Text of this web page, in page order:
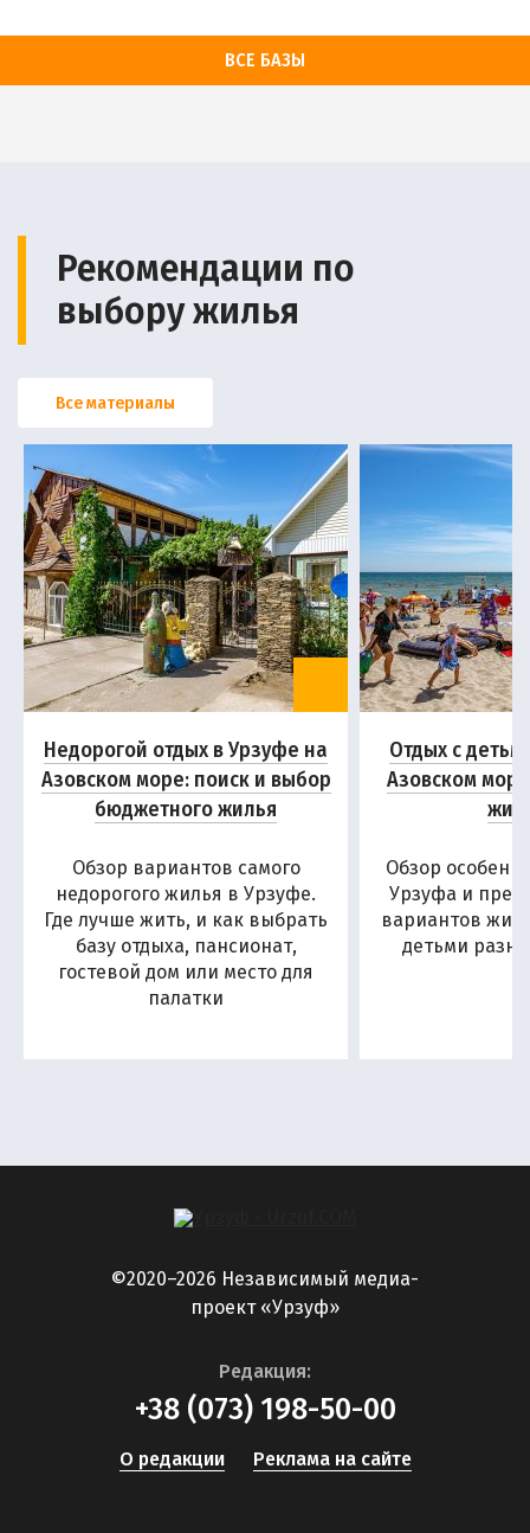
ВСЕ БАЗЫ
Рекомендации по
выбору жилья
Все материалы
Недорогой отдых в Урзуфе на
Азовском море: поиск и выбор
бюджетного жилья
Обзор вариантов самого
недорогого жилья в Урзуфе.
Где лучше жить, и как выбрать
базу отдыха, пансионат,
гостевой дом или место для
палатки
Отдых с
Азовском
Обзор
Урзуфа и
вариантов
детьми
©2020–2026 Независимый медиа-
проект «Урзуф»
Редакция:
+38 (073) 198-50-00
О редакции Реклама на сайте